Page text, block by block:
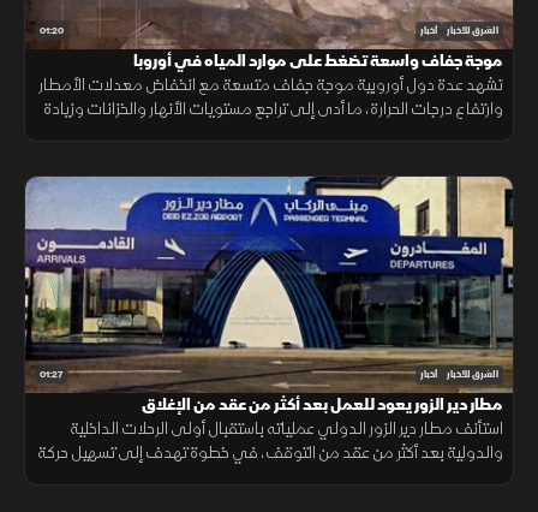
01:20 الشرق للأخبار أخبار
موجة جفاف واسعة تضغط على موارد المياه في أوروبا
تشهد عدة دول أوروبية موجة جفاف متسعة مع انخفاض معدلات الأمطار
وارتفاع درجات الحرارة، ما أدى إلى تراجع مستويات الأنهار والخزانات وزيادة
01:27 الشرق للأخبار أخبار
مطار دير الزور يعود للعمل بعد أكثر من عقد من الإغلاق
استأنف مطار دير الزور الدولي عملياته باستقبال أولى الرحلات الداخلية
والدولية بعد أكثر من عقد من التوقف، في خطوة تهدف إلى تسهيل حركة